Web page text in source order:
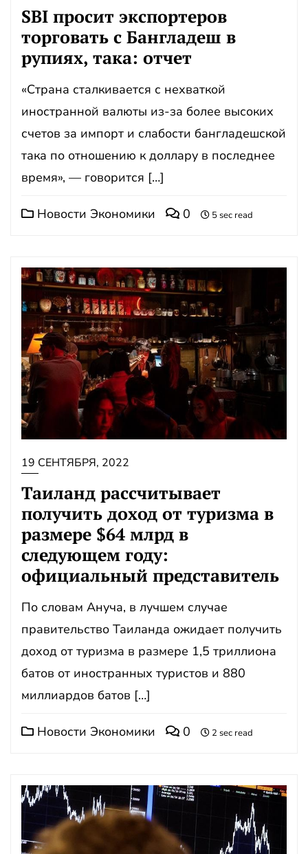
SBI просит экспортеров
торговать с Бангладеш в
рупиях, така: отчет
«Страна сталкивается с нехваткой
иностранной валюты из-за более высоких
счетов за импорт и слабости бангладешской
така по отношению к доллару в последнее
время», — говорится […]
Новости Экономики 0 5 sec read
19 СЕНТЯБРЯ, 2022
Таиланд рассчитывает
получить доход от туризма в
размере $64 млрд в
следующем году:
официальный представитель
По словам Ануча, в лучшем случае
правительство Таиланда ожидает получить
доход от туризма в размере 1,5 триллиона
батов от иностранных туристов и 880
миллиардов батов […]
Новости Экономики 0 2 sec read